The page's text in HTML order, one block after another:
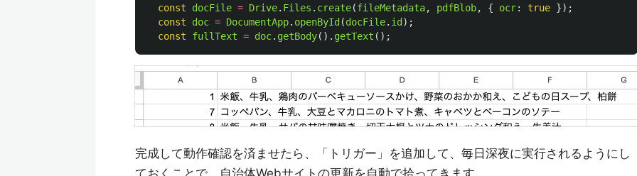
const
docFile = Drive. Files . create(fileMetadata, pdfBlob, { ocr: true });
const
doc = DocumentApp. openById (docFile. id );
const
fullText = doc. getBody(). getText ();
完成して動作確認を済ませたら、「トリガー」を追加して、毎日深夜に実行されるようにし